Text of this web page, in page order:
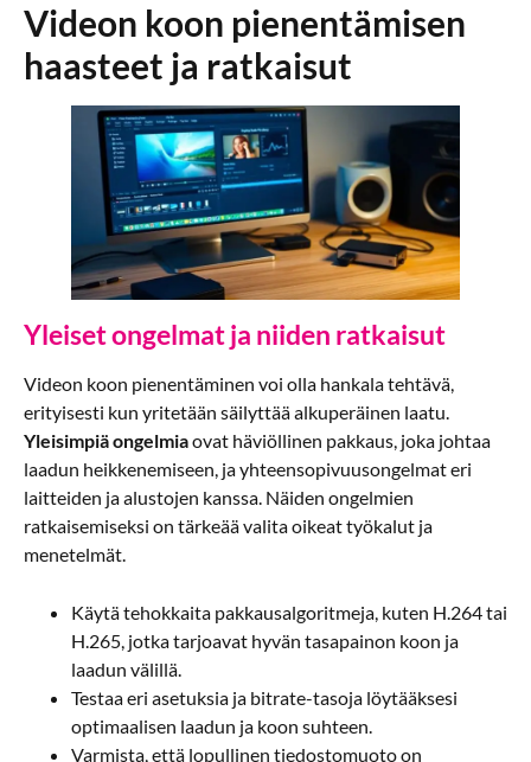
Videon koon pienentämisen
haasteet ja ratkaisut
Yleiset ongelmat ja niiden ratkaisut
Videon koon pienentäminen voi olla hankala tehtävä,
erityisesti kun yritetään säilyttää alkuperäinen laatu.
Yleisimpiä ongelmiaovat häviöllinen pakkaus, joka johtaa
laadun heikkenemiseen, ja yhteensopivuusongelmat eri
laitteiden ja alustojen kanssa. Näiden ongelmien
ratkaisemiseksi on tärkeää valita oikeat työkalut ja
menetelmät.
Käytä tehokkaita pakkausalgoritmeja, kuten H.264 tai
H.265, jotka tarjoavat hyvän tasapainon koon ja
laadun välillä.
Testaa eri asetuksia ja bitrate-tasoja löytääksesi
optimaalisen laadun ja koon suhteen.
Varmista, että lopullinen tiedostomuoto on